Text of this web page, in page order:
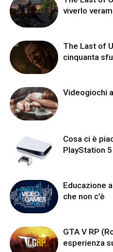
viverlo
The Last of
cinquanta
Videogiochi
Cosa ci è
PlayStation 5
Educazione
che non c’è
GTA V RP
esperienza